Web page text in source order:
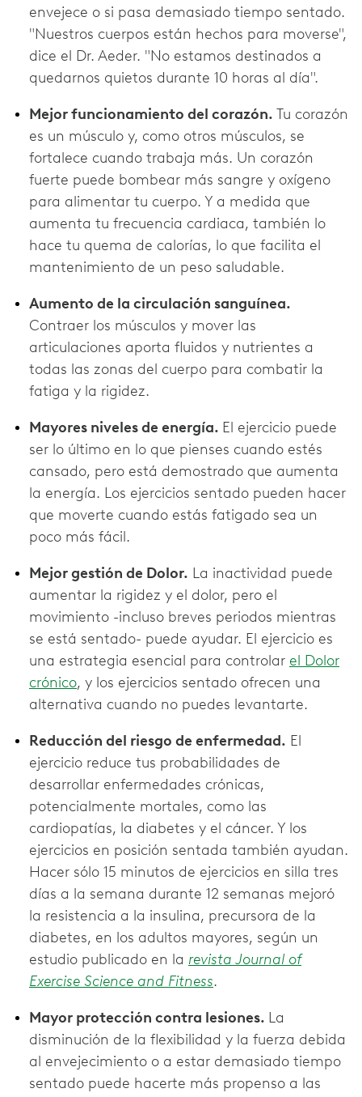
envejece o si pasa demasiado tiempo sentado.
"Nuestros cuerpos están hechos para moverse",
dice el Dr. Aeder. "No estamos destinados a
quedarnos quietos durante 10 horas al día".
Mejor funcionamiento del corazón. Tu corazón
es un músculo y, como otros músculos, se
fortalece cuando trabaja más. Un corazón
fuerte puede bombear más sangre y oxígeno
para alimentar tu cuerpo. Y a medida que
aumenta tu frecuencia cardiaca, también lo
hace tu quema de calorías, lo que facilita el
mantenimiento de un peso saludable.
Aumento de la circulación sanguínea.
Contraer los músculos y mover las
articulaciones aporta fluidos y nutrientes a
todas las zonas del cuerpo para combatir la
fatiga y la rigidez.
Mayores niveles de energía. El ejercicio puede
ser lo último en lo que pienses cuando estés
cansado, pero está demostrado que aumenta
la energía. Los ejercicios sentado pueden hacer
que moverte cuando estás fatigado sea un
poco más fácil.
Mejor gestión de Dolor. La inactividad puede
aumentar la rigidez y el dolor, pero el
movimiento -incluso breves periodos mientras
se está sentado- puede ayudar. El ejercicio es
una estrategia esencial para controlar el Dolor
crónico, y los ejercicios sentado ofrecen una
alternativa cuando no puedes levantarte.
Reducción del riesgo de enfermedad. El
ejercicio reduce tus probabilidades de
desarrollar enfermedades crónicas,
potencialmente mortales, como las
cardiopatías, la diabetes y el cáncer. Y los
ejercicios en posición sentada también ayudan.
Hacer sólo 15 minutos de ejercicios en silla tres
días a la semana durante 12 semanas mejoró
la resistencia a la insulina, precursora de la
diabetes, en los adultos mayores, según un
estudio publicado en la revista Journal of
Exercise Science and Fitness.
Mayor protección contra lesiones. La
disminución de la flexibilidad y la fuerza debida
al envejecimiento o a estar demasiado tiempo
sentado puede hacerte más propenso a las